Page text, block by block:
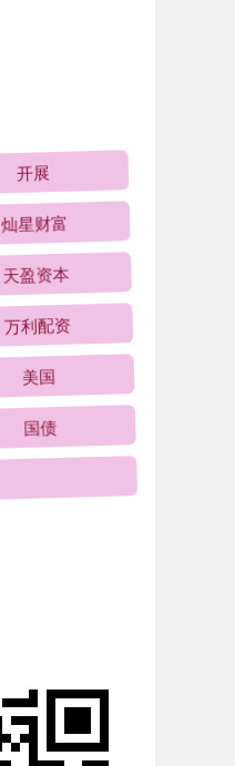
开展
灿星财富
天盈资本
万利配资
美国
国债